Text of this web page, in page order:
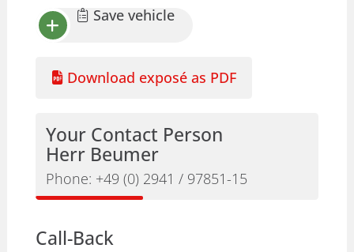
Save vehicle
Download exposé as PDF
Your Contact Person
Herr Beumer
Phone: +49 (0) 2941 / 97851-15
Call-Back